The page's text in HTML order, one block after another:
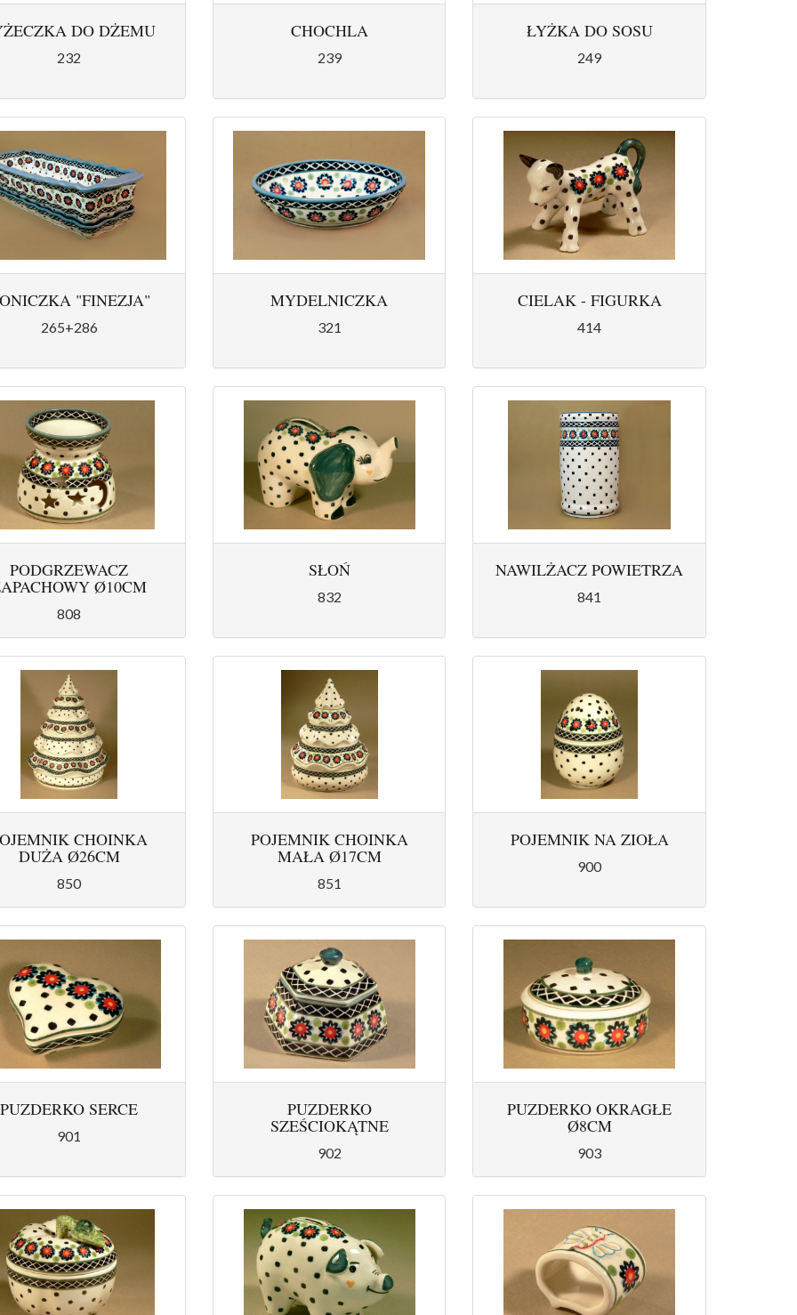
DO DŻEMU
232
CHOCHLA
239
ŁYŻKA DO SOSU
249
"FINEZJA"
265+286
MYDELNICZKA
321
CIELAK - FIGURKA
414
PODGRZEWACZ
Ø10CM
808
SŁOŃ
832
NAWILŻACZ POWIETRZA
841
CHOINKA
DUŻA Ø26CM
850
POJEMNIK CHOINKA
MAŁA Ø17CM
851
POJEMNIK NA ZIOŁA
900
PUZDERKO SERCE
901
PUZDERKO
SZEŚCIOKĄTNE
902
PUZDERKO OKRAGŁE
Ø8CM
903